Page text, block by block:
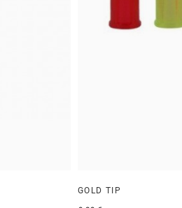
GOLD TIP